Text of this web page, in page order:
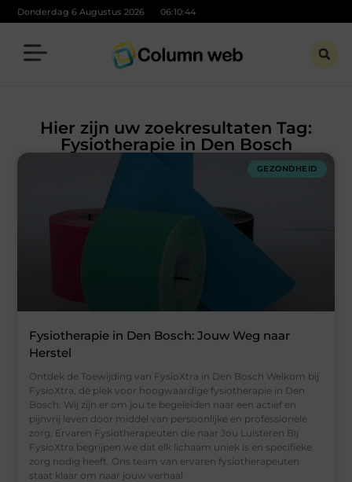
Donderdag 6 Augustus 2026 06:10:44
Hier zijn uw zoekresultaten Tag:
Fysiotherapie in Den Bosch
GEZONDHEID
Fysiotherapie in Den Bosch: Jouw Weg naar
Herstel
Ontdek de Toewijding van FysioXtra in Den Bosch Welkom bij
FysioXtra, dé plek voor hoogwaardige fysiotherapie in Den
Bosch. Wij zijn er om jou te begeleiden naar een actief en
pijnvrij leven door middel van persoonlijke en professionele
zorg. Ervaren Fysiotherapeuten die naar Jou Luisteren Bij
FysioXtra begrijpen we dat elk lichaam uniek is en specifieke
zorg nodig heeft. Ons team van ervaren fysiotherapeuten
staat klaar om naar jouw verhaal